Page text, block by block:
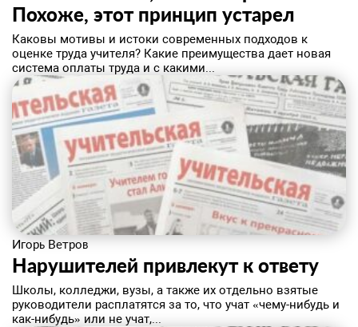
Похоже, этот принцип устарел
Каковы мотивы и истоки современных подходов к
оценке труда учителя? Какие преимущества дает новая
система оплаты труда и с какими...
Игорь Ветров
Нарушителей привлекут к ответу
Школы, колледжи, вузы, а также их отдельно взятые
руководители расплатятся за то, что учат «чему-нибудь и
как-нибудь» или не учат,...